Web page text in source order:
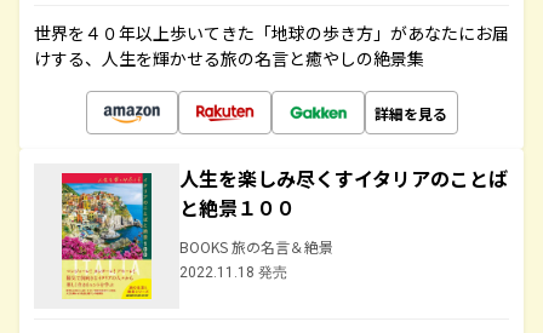
世界を４０年以上歩いてきた「地球の歩き方」があなたにお届
けする、人生を輝かせる旅の名言と癒やしの絶景集
詳細を見る
人生を楽しみ尽くすイタリアのことば
と絶景１００
BOOKS 旅の名言＆絶景
2022.11.18 発売